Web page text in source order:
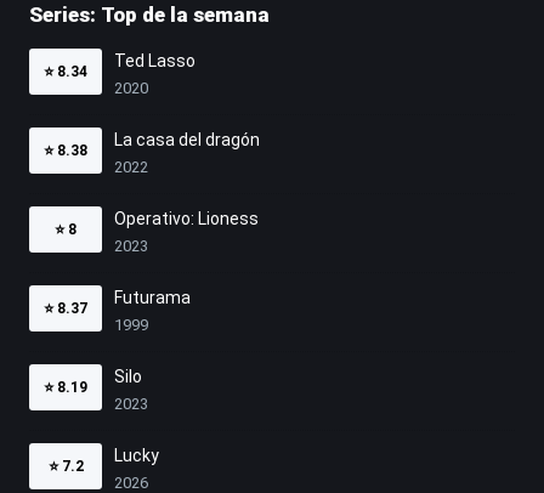
Series: Top de la semana
⭐ 8.34
Ted Lasso
2020
⭐ 8.38
La casa del dragón
2022
⭐ 8
Operativo: Lioness
2023
⭐ 8.37
Futurama
1999
⭐ 8.19
Silo
2023
⭐ 7.2
Lucky
2026